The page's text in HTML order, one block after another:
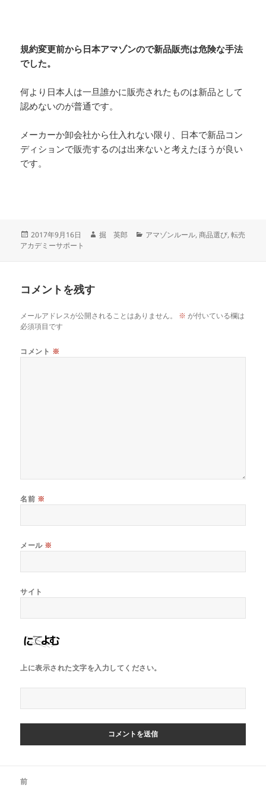
規約変更前から日本アマゾンので新品販売は危険な手法
でした。
何より日本人は一旦誰かに販売されたものは新品として
認めないのが普通です。
メーカーか卸会社から仕入れない限り、日本で新品コン
ディションで販売するのは出来ないと考えたほうが良い
です。
投
稿
2017年9月16日
作
掘 英郎
カ
アマゾンルール,商品選び,転売
アカデミーサポート
コメントを残す
メールアドレスが公開されることはありません。 ※ が付いている欄は
必須項目です
コメント ※
名前 ※
メール ※
サイト
上に表示された文字を入力してください。
前